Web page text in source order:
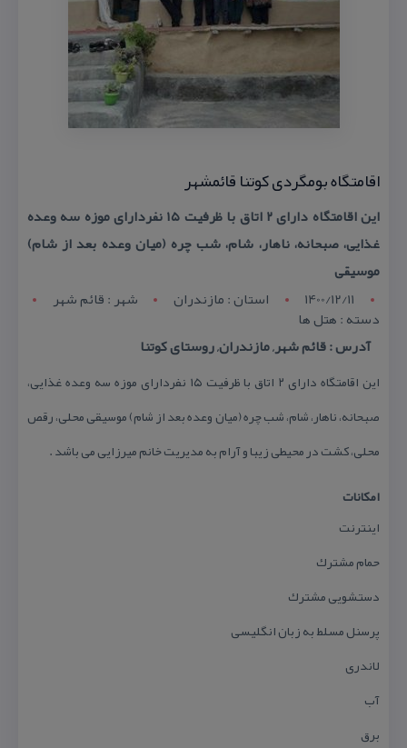
اقامتگاه بومگردی كوتنا قائمشهر
این اقامتگاه دارای ۲ اتاق با ظرفیت ۱۵ نفردارای موزه سه وعده
غذایی، صبحانه، ناهار، شام، شب چره (میان وعده بعد از شام)
موسیقی
1400/12/11
استان : مازندران شهر : قائم شهر
دسته : هتل ها
آدرس : قائم شهر, مازندران, روستای كوتنا
این اقامتگاه دارای ۲ اتاق با ظرفیت ۱۵ نفردارای موزه سه وعده غذایی،
صبحانه، ناهار، شام، شب چره (میان وعده بعد از شام) موسیقی محلی، رقص
محلی، كشت در محیطی زیبا و آرام به مدیریت خانم میرزایی می باشد .
امكانات
اینترنت
حمام مشترك
دستشویی مشترك
پرسنل مسلط به زبان انگلیسی
لاندری
آب
برق